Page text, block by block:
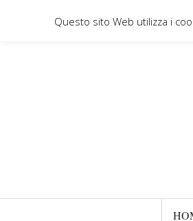
Questo sito Web utilizza i